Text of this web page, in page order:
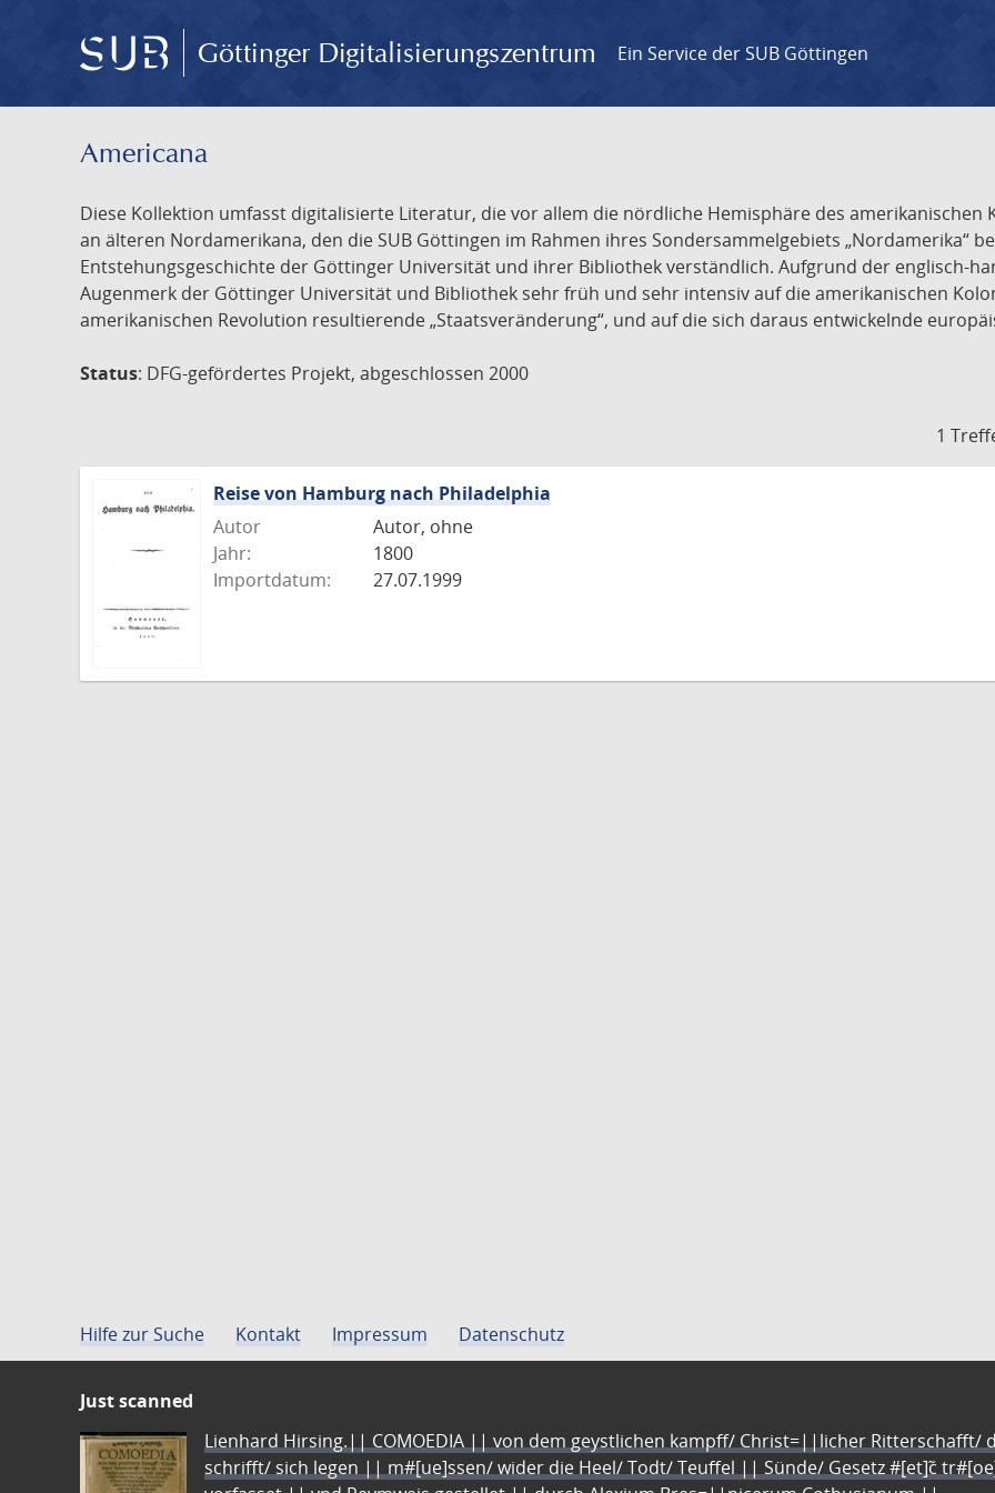
Göttinger Digitalisierungszentrum Ein Service der SUB Göttingen
Americana
Diese Kollektion umfasst digitalisierte Literatur, die vor allem die nördliche Hemisphäre des amerikanischen
an älteren Nordamerikana, den die SUB Göttingen im Rahmen ihres Sondersammelgebiets „Nordamerika“
Entstehungsgeschichte der Göttinger Universität und ihrer Bibliothek verständlich. Aufgrund der englisch-
Augenmerk der Göttinger Universität und Bibliothek sehr früh und sehr intensiv auf die amerikanischen
amerikanischen Revolution resultierende „Staatsveränderung“, und auf die sich daraus entwickelnde
Status: DFG-gefördertes Projekt, abgeschlossen 2000
1
Reise von Hamburg nach Philadelphia
Autor
Autor, ohne
Jahr:
1800
Importdatum:
27.07.1999
Hilfe zur Suche Kontakt Impressum Datenschutz
Just scanned
Lienhard Hirsing.|| COMOEDIA || von dem geystlichen kampff/ Christ=||licher Ritterschafft/
schrifft/ sich legen || m#[ue]ssen/ wider die Heel/ Todt/ Teuffel || Sünde/ Gesetz #[et]c̃